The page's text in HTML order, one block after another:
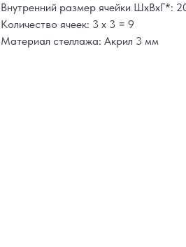
Внутренний размер ячейки ШхВхГ*:
Количество ячеек: 3 х 3 = 9
Материал стеллажа: Акрил 3 мм